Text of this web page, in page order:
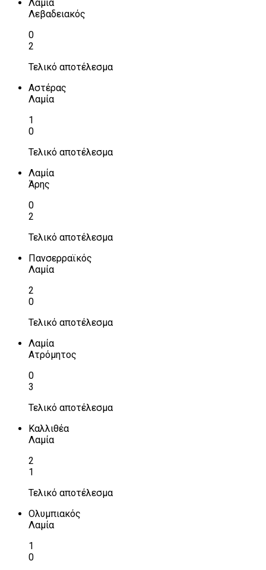
Λαμία
Λεβαδειακός
0
2
Τελικό αποτέλεσμα
Αστέρας
Λαμία
1
0
Τελικό αποτέλεσμα
Λαμία
Άρης
0
2
Τελικό αποτέλεσμα
Πανσερραϊκός
Λαμία
2
0
Τελικό αποτέλεσμα
Λαμία
Ατρόμητος
0
3
Τελικό αποτέλεσμα
Καλλιθέα
Λαμία
2
1
Τελικό αποτέλεσμα
Ολυμπιακός
Λαμία
1
0